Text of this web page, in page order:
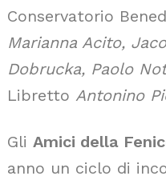
Conservatorio
Marianna Acito,
Dobrucka, Paolo
Libretto Antonino
Gli Amici della
anno un ciclo di